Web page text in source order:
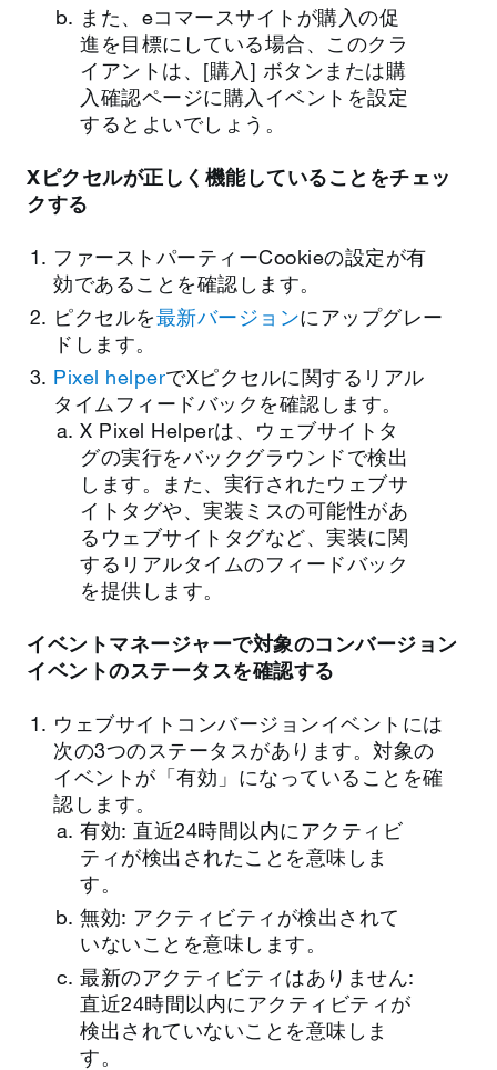
また、eコマースサイトが購入の促
進を目標にしている場合、このクラ
イアントは、[購入] ボタンまたは購
入確認ページに購入イベントを設定
するとよいでしょう。
Xピクセルが正しく機能していることをチェッ
クする
ファーストパーティーCookieの設定が有
効であることを確認します。
ピクセルを最新バージョンにアップグレー
ドします。
Pixel helperでXピクセルに関するリアル
タイムフィードバックを確認します。
X Pixel Helperは、ウェブサイトタ
グの実行をバックグラウンドで検出
します。また、実行されたウェブサ
イトタグや、実装ミスの可能性があ
るウェブサイトタグなど、実装に関
するリアルタイムのフィードバック
を提供します。
イベントマネージャーで対象のコンバージョン
イベントのステータスを確認する
ウェブサイトコンバージョンイベントには
次の3つのステータスがあります。対象の
イベントが「有効」になっていることを確
認します。
有効: 直近24時間以内にアクティビ
ティが検出されたことを意味しま
す。
無効: アクティビティが検出されて
いないことを意味します。
最新のアクティビティはありません:
直近24時間以内にアクティビティが
検出されていないことを意味しま
す。